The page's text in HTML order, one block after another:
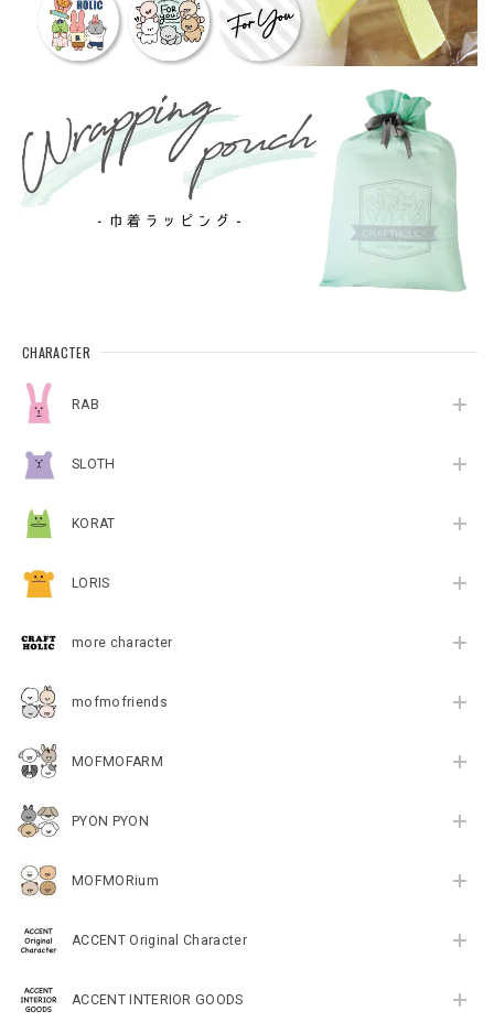
CHARACTER
RAB
SLOTH
KORAT
LORIS
more character
mofmofriends
MOFMOFARM
PYON PYON
MOFMORium
ACCENT Original Character
ACCENT INTERIOR GOODS